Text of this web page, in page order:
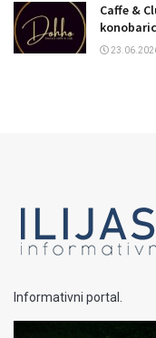
Caffe &
Informativni portal.